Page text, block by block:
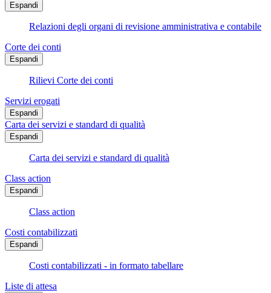
Espandi
Relazioni degli organi di revisione amministrativa e contabile
Corte dei conti
Espandi
Rilievi Corte dei conti
Servizi erogati
Espandi
Carta dei servizi e standard di qualità
Espandi
Carta dei servizi e standard di qualità
Class action
Espandi
Class action
Costi contabilizzati
Espandi
Costi contabilizzati - in formato tabellare
Liste di attesa